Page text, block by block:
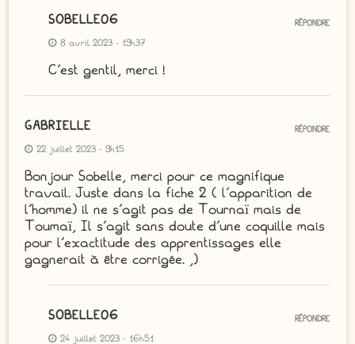
SOBELLE06
8 avril 2023 - 19h37
C’est gentil, merci !
RÉPONDRE
GABRIELLE
22 juillet 2023 - 9h15
Bonjour Sobelle, merci pour ce magnifique
travail. Juste dans la fiche 2 ( l’apparition de
l’homme) il ne s’agit pas de Tournaï mais de
Toumaï, Il s’agit sans doute d’une coquille mais
pour l’exactitude des apprentissages elle
gagnerait à être corrigée. ,)
RÉPONDRE
SOBELLE06
24 juillet 2023 - 16h51
RÉPONDRE